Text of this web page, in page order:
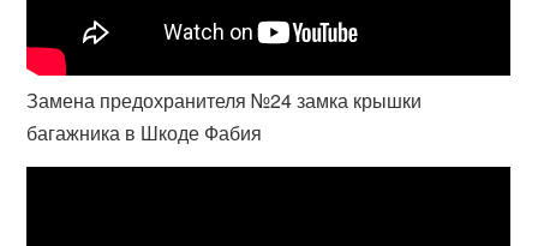
Замена предохранителя №24 замка крышки
багажника в Шкоде Фабия